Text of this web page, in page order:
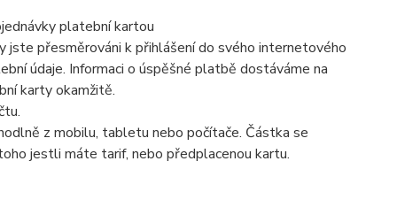
platební kartou
jste přesměrováni k přihlášení do svého internetového
údaje. Informaci o úspěšné platbě dostáváme na
karty okamžitě.
z mobilu, tabletu nebo počítače. Částka se
jestli máte tarif, nebo předplacenou kartu.